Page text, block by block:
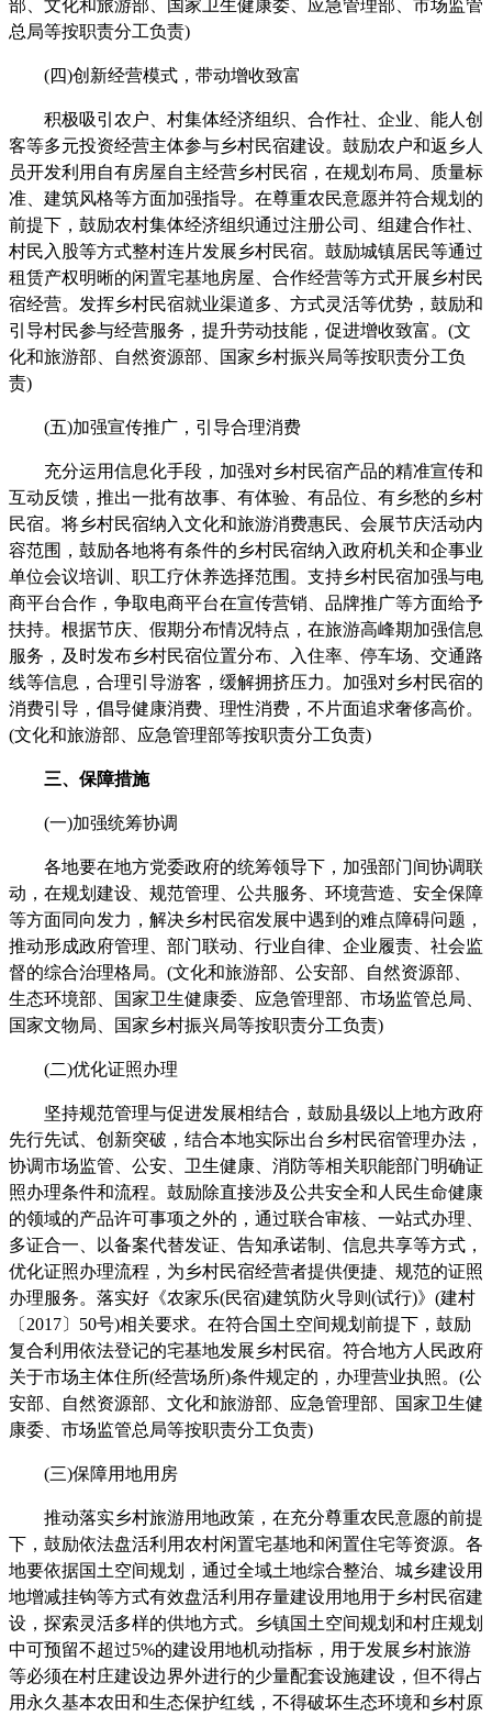
部、文化和旅游部、国家卫生健康委、应急管理部、市场监管
总局等按职责分工负责)
(四)创新经营模式，带动增收致富
积极吸引农户、村集体经济组织、合作社、企业、能人创
客等多元投资经营主体参与乡村民宿建设。鼓励农户和返乡人
员开发利用自有房屋自主经营乡村民宿，在规划布局、质量标
准、建筑风格等方面加强指导。在尊重农民意愿并符合规划的
前提下，鼓励农村集体经济组织通过注册公司、组建合作社、
村民入股等方式整村连片发展乡村民宿。鼓励城镇居民等通过
租赁产权明晰的闲置宅基地房屋、合作经营等方式开展乡村民
宿经营。发挥乡村民宿就业渠道多、方式灵活等优势，鼓励和
引导村民参与经营服务，提升劳动技能，促进增收致富。(文
化和旅游部、自然资源部、国家乡村振兴局等按职责分工负
责)
(五)加强宣传推广，引导合理消费
充分运用信息化手段，加强对乡村民宿产品的精准宣传和
互动反馈，推出一批有故事、有体验、有品位、有乡愁的乡村
民宿。将乡村民宿纳入文化和旅游消费惠民、会展节庆活动内
容范围，鼓励各地将有条件的乡村民宿纳入政府机关和企事业
单位会议培训、职工疗休养选择范围。支持乡村民宿加强与电
商平台合作，争取电商平台在宣传营销、品牌推广等方面给予
扶持。根据节庆、假期分布情况特点，在旅游高峰期加强信息
服务，及时发布乡村民宿位置分布、入住率、停车场、交通路
线等信息，合理引导游客，缓解拥挤压力。加强对乡村民宿的
消费引导，倡导健康消费、理性消费，不片面追求奢侈高价。
(文化和旅游部、应急管理部等按职责分工负责)
三、保障措施
(一)加强统筹协调
各地要在地方党委政府的统筹领导下，加强部门间协调联
动，在规划建设、规范管理、公共服务、环境营造、安全保障
等方面同向发力，解决乡村民宿发展中遇到的难点障碍问题，
推动形成政府管理、部门联动、行业自律、企业履责、社会监
督的综合治理格局。(文化和旅游部、公安部、自然资源部、
生态环境部、国家卫生健康委、应急管理部、市场监管总局、
国家文物局、国家乡村振兴局等按职责分工负责)
(二)优化证照办理
坚持规范管理与促进发展相结合，鼓励县级以上地方政府
先行先试、创新突破，结合本地实际出台乡村民宿管理办法，
协调市场监管、公安、卫生健康、消防等相关职能部门明确证
照办理条件和流程。鼓励除直接涉及公共安全和人民生命健康
的领域的产品许可事项之外的，通过联合审核、一站式办理、
多证合一、以备案代替发证、告知承诺制、信息共享等方式，
优化证照办理流程，为乡村民宿经营者提供便捷、规范的证照
办理服务。落实好《农家乐(民宿)建筑防火导则(试行)》(建村
〔2017〕50号)相关要求。在符合国土空间规划前提下，鼓励
复合利用依法登记的宅基地发展乡村民宿。符合地方人民政府
关于市场主体住所(经营场所)条件规定的，办理营业执照。(公
安部、自然资源部、文化和旅游部、应急管理部、国家卫生健
康委、市场监管总局等按职责分工负责)
(三)保障用地用房
推动落实乡村旅游用地政策，在充分尊重农民意愿的前提
下，鼓励依法盘活利用农村闲置宅基地和闲置住宅等资源。各
地要依据国土空间规划，通过全域土地综合整治、城乡建设用
地增减挂钩等方式有效盘活利用存量建设用地用于乡村民宿建
设，探索灵活多样的供地方式。乡镇国土空间规划和村庄规划
中可预留不超过5%的建设用地机动指标，用于发展乡村旅游
等必须在村庄建设边界外进行的少量配套设施建设，但不得占
用永久基本农田和生态保护红线，不得破坏生态环境和乡村原